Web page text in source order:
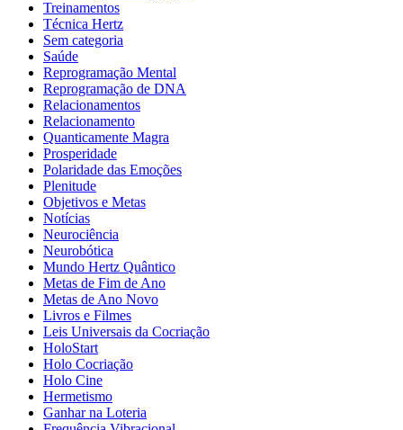
Treinamentos
Técnica Hertz
Sem categoria
Saúde
Reprogramação Mental
Reprogramação de DNA
Relacionamentos
Relacionamento
Quanticamente Magra
Prosperidade
Polaridade das Emoções
Plenitude
Objetivos e Metas
Notícias
Neurociência
Neurobótica
Mundo Hertz Quântico
Metas de Fim de Ano
Metas de Ano Novo
Livros e Filmes
Leis Universais da Cocriação
HoloStart
Holo Cocriação
Holo Cine
Hermetismo
Ganhar na Loteria